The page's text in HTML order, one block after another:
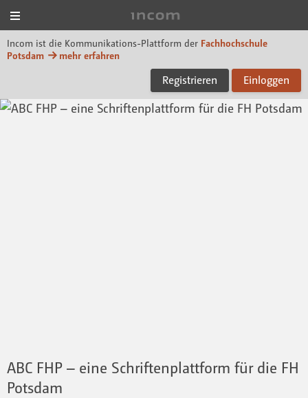
Incom ist die Kommunikations-Plattform der Fachhochschule
Potsdam
mehr erfahren
Registrieren Einloggen
ABC FHP – eine Schriftenplattform für die FH
Potsdam